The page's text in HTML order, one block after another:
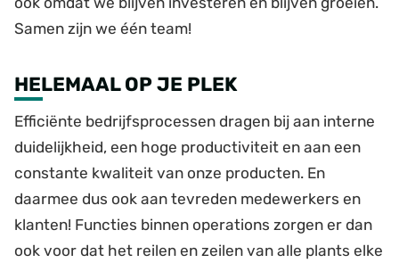
Samen zijn we één team!
HELEMAAL OP JE PLEK
Efficiënte bedrijfsprocessen dragen bij aan interne
duidelijkheid, een hoge productiviteit en aan een
constante kwaliteit van onze producten. En
daarmee dus ook aan tevreden medewerkers en
klanten! Functies binnen operations zorgen er dan
ook voor dat het reilen en zeilen van alle plants elke